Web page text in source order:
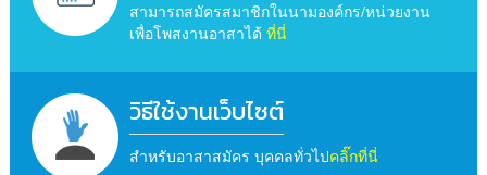
สามารถสมัครสมาชิกในนามองค์กร/หน่วยงาน
เพื่อโพสงานอาสาได้ ที่นี่
วิธีใช้งานเว็บไซต์
สำหรับอาสาสมัคร บุคคลทั่วไปคลิ๊กที่นี่